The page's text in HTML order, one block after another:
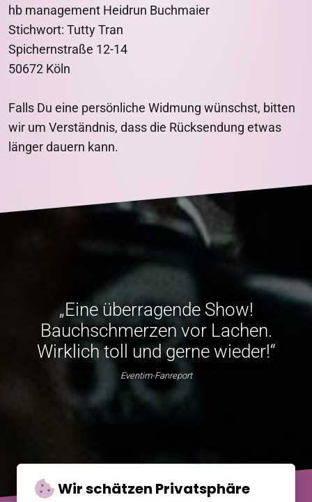
hb management Heidrun Buchmaier
Stichwort: Tutty Tran
Spichernstraße 12-14
50672 Köln
Falls Du eine persönliche Widmung wünschst, bitten
wir um Verständnis, dass die Rücksendung etwas
länger dauern kann.
„Eine überragende Show!
Bauchschmerzen vor Lachen.
Wirklich toll und gerne wieder!“
Eventim-Fanreport
Wir schätzen Privatsphäre